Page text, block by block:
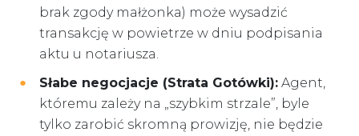
brak zgody małżonka) może wysadzić
transakcję w powietrze w dniu podpisania
aktu u notariusza.
Słabe negocjacje (Strata Gotówki): Agent,
któremu zależy na „szybkim strzale”, byle
tylko zarobić skromną prowizję, nie będzie